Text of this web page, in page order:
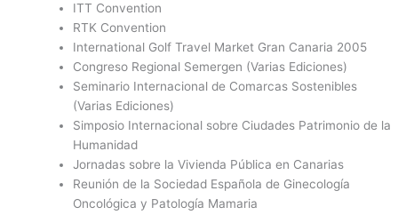
ITT Convention
RTK Convention
International Golf Travel Market Gran Canaria 2005
Congreso Regional Semergen (Varias Ediciones)
Seminario Internacional de Comarcas Sostenibles
(Varias Ediciones)
Simposio Internacional sobre Ciudades Patrimonio de la
Humanidad
Jornadas sobre la Vivienda Pública en Canarias
Reunión de la Sociedad Española de Ginecología
Oncológica y Patología Mamaria